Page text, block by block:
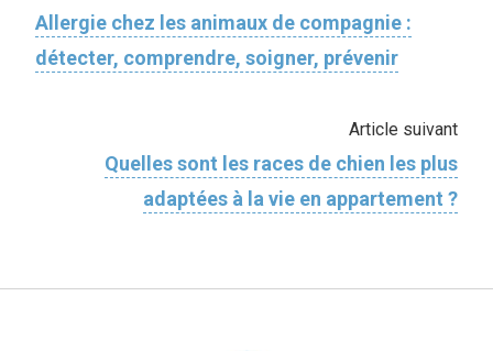
Allergie chez les animaux de compagnie :
détecter, comprendre, soigner, prévenir
Article suivant
Quelles sont les races de chien les plus
adaptées à la vie en appartement ?